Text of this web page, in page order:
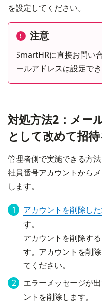
を設定してください。
注意
SmartHRに直接お問い
ールアドレスは設定でき
対処方法2：メー
として改めて招
管理者側で実施できる方法
社員番号アカウントから
します。
アカウントを削除し
す。
アカウントを削除す
す。アカウントを削
てください。
エラーメッセージが